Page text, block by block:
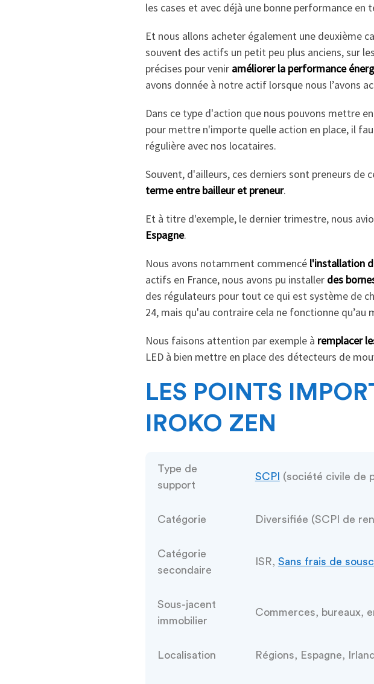
les cases et avec déjà une bonne performance
Et nous allons acheter également une deuxième
souvent des actifs un petit peu plus anciens, sur
précises pour venir améliorer la performance
avons donnée à notre actif lorsque nous l’avons
Dans ce type d'action que nous pouvons mettre
pour mettre n'importe quelle action en place, il
régulière avec nos locataires.
Souvent, d'ailleurs, ces derniers sont preneurs de
terme entre bailleur et preneur.
Et à titre d'exemple, le dernier trimestre, nous
Espagne.
Nous avons notamment commencé l'installation
actifs en France, nous avons pu installer des
des régulateurs pour tout ce qui est système de
24, mais qu'au contraire cela ne fonctionne
Nous faisons attention par exemple à remplacer
LED à bien mettre en place des détecteurs de
LES POINTS
IROKO ZEN
Type de
support
SCPI (société civile de
Catégorie Diversifiée (SCPI de
Catégorie
secondaire
ISR, Sans frais de
Sous-jacent
immobilier
Commerces, bureaux,
Localisation Régions, Espagne,